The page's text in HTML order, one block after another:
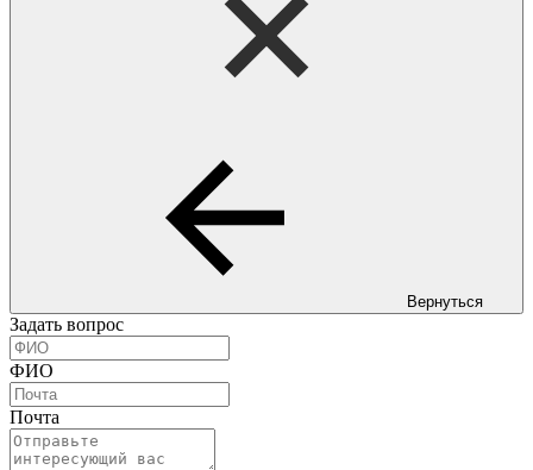
Вернуться
Задать вопрос
ФИО
Почта